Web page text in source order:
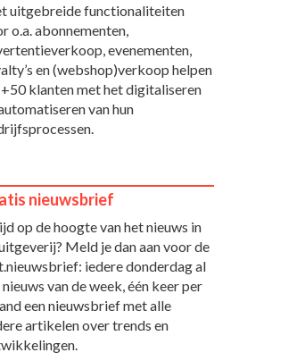
uitgebreide functionaliteiten
o.a. abonnementen,
evenementen,
en (webshop)verkoop helpen
klanten met het digitaliseren
van hun
nieuwsbrief
op de hoogte van het nieuws in
Meld je dan aan voor de
iedere donderdag al
van de week, één keer per
een nieuwsbrief met alle
artikelen over trends en